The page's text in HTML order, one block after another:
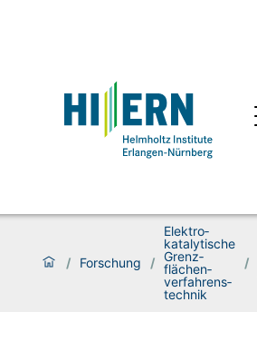
/ Forschung /
Elektro­­
katalytische
Grenz­­
flächen­­
verfahrens­­
technik
/